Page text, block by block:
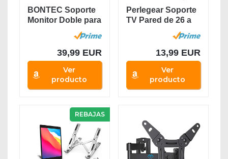
BONTEC Soporte
Monitor Doble para
Monitor 13-27...
39,99 EUR
Ver
producto
Perlegear Soporte
TV Pared de 26 a
55 Pulgadas,...
13,99 EUR
Ver
producto
REBAJAS